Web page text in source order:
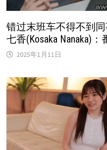
错过末班车不得不到
七香(Kosaka Nanaka)：
2025年1月11日